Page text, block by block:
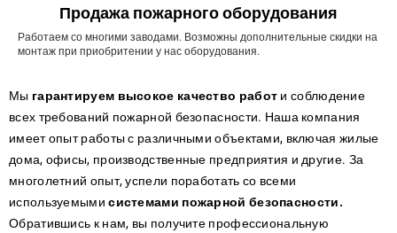
Продажа пожарного оборудования
Работаем со многими заводами. Возможны дополнительные скидки на
монтаж при приобритении у нас оборудования.
Мы гарантируем высокое качество работ и соблюдение
всех требований пожарной безопасности. Наша компания
имеет опыт работы с различными объектами, включая жилые
дома, офисы, производственные предприятия и другие. За
многолетний опыт, успели поработать со всеми
используемымисистемами пожарной безопасности.
Обратившись к нам, вы получите профессиональную